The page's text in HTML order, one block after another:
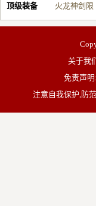
阶…
顶级装备
火龙神剑限
制…
关于我
免责声
注意自我保护,防